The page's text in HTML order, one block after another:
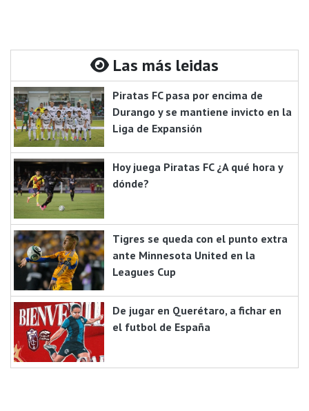
Las más leidas
Piratas FC pasa por encima de
Durango y se mantiene invicto en la
Liga de Expansión
Hoy juega Piratas FC ¿A qué hora y
dónde?
Tigres se queda con el punto extra
ante Minnesota United en la
Leagues Cup
De jugar en Querétaro, a fichar en
el futbol de España